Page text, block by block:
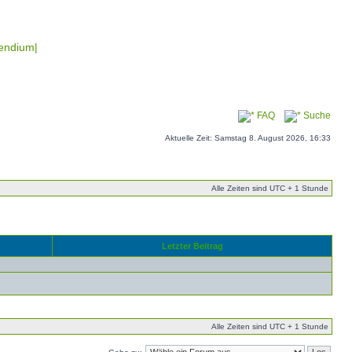
FAQ Suche
Aktuelle Zeit: Samstag 8. August 2026, 16:33
Alle Zeiten sind UTC + 1 Stunde
Letzter Beitrag
Alle Zeiten sind UTC + 1 Stunde